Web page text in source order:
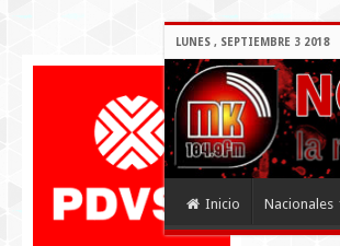
LUNES , SEPTIEMBRE 3 2018
Inicio Nacionales